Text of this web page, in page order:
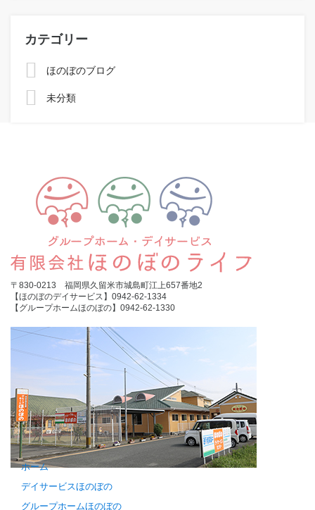
カテゴリー
ほのぼのブログ
未分類
〒830-0213 福岡県久留米市城島町江上657番地2
【ほのぼのデイサービス】0942-62-1334
【グループホームほのぼの】0942-62-1330
ホーム
デイサービスほのぼの
グループホームほのぼの